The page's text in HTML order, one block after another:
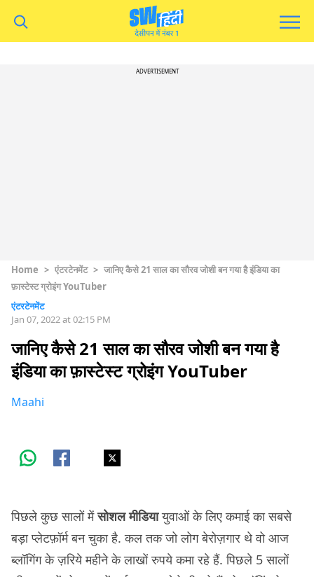
ADVERTISEMENT
Home > एंटरटेनमेंट > जानिए कैसे 21 साल का सौरव जोशी बन गया है इंडिया का
फ़ास्टेस्ट ग्रोइंग YouTuber
एंटरटेनमेंट
Jan 07, 2022 at 02:15 PM
जानिए कैसे 21 साल का सौरव जोशी बन गया है
इंडिया का फ़ास्टेस्ट ग्रोइंग YouTuber
Maahi
पिछले कुछ सालों मेंसोशल मीडियायुवाओं के लिए कमाई का सबसे
बड़ा प्लेटफ़ॉर्म बन चुका है. कल तक जो लोग बेरोज़गार थे वो आज
ब्लॉगिंग के ज़रिये महीने के लाखों रुपये कमा रहे हैं. पिछले 5 सालों